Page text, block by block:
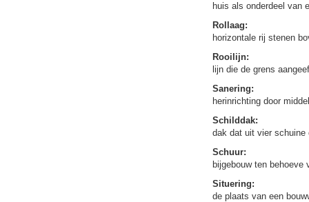
huis als onderdeel van
Rollaag:
horizontale rij stenen
Rooilijn:
lijn die de grens
Sanering:
herinrichting door
Schilddak:
dak dat uit vier schuine
Schuur:
bijgebouw ten behoeve
Situering:
de plaats van een